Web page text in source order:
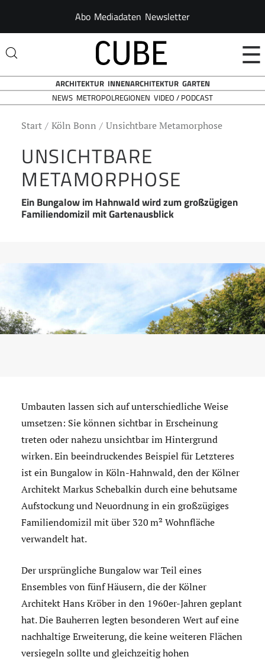
Abo Mediadaten Newsletter
☰
ARCHITEKTUR INNENARCHITEKTUR GARTEN
NEWS METROPOLREGIONEN VIDEO / PODCAST
Start Köln Bonn Unsichtbare Metamorphose
UNSICHTBARE
METAMORPHOSE
Ein Bungalow im Hahnwald wird zum großzügigen
Familiendomizil mit Gartenausblick
Umbauten lassen sich auf unterschiedliche Weise
umsetzen: Sie können sichtbar in Erscheinung
treten oder nahezu unsichtbar im Hintergrund
wirken. Ein beeindruckendes Beispiel für Letzteres
ist ein Bungalow in Köln-Hahnwald, den der Kölner
Architekt Markus Schebalkin durch eine behutsame
Aufstockung und Neuordnung in ein großzügiges
Familiendomizil mit über 320 m² Wohnfläche
verwandelt hat.
Der ursprüngliche Bungalow war Teil eines
Ensembles von fünf Häusern, die der Kölner
Architekt Hans Kröber in den 1960er-Jahren geplant
hat. Die Bauherren legten besonderen Wert auf eine
nachhaltige Erweiterung, die keine weiteren Flächen
versiegeln sollte und gleichzeitig hohen